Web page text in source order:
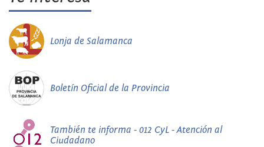
Lonja de Salamanca
Boletín Oficial de la Provincia
También te informa - 012 CyL - Atención al
Ciudadano